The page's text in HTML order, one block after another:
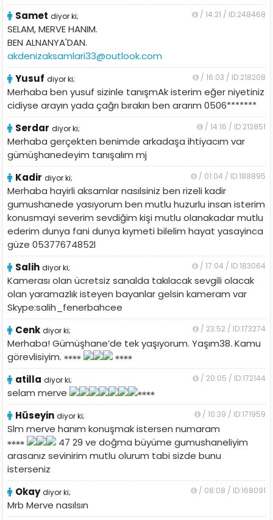
Samet diyor ki; / 14:21 / ID:248468
SELAM, MERVE HANIM.
BEN ALNANYA'DAN.
akdenizaksamlari33@outlook.com
Yusuf diyor ki; / 16:03 / ID:218208
Merhaba ben yusuf sizinle tanışmAk isterim eğer niyetiniz
cidiyse arayın yada çağrı bırakın ben ararım 0506*******
Serdar diyor ki; / 14:16 / ID:212851
Merhaba gerçekten benimde arkadaşa ihtiyacım var
gümüşhanedeyim tanışalım mj
Kadir diyor ki; / 01:04 / ID:188895
Merhaba hayirli aksamlar nasılsiniz ben rizeli kadir
gumushanede yasıyorum ben mutlu huzurlu insan isterim
konusmayi severim sevdiğim kişi mutlu olanakadar mutlu
ederim dunya fani dunya kıymeti bilelim hayat yasayinca
güze 05377674852l
Salih diyor ki; / 17:04 / ID:183064
Kamerası olan ücretsiz sanalda takılacak sevgili olacak
olan yaramazlık isteyen bayanlar gelsin kameram var
Skype:salih_fenerbahcee
Cenk diyor ki; / 23:52 / ID:173274
Merhaba! Gümüşhane’de tek yaşıyorum. Yaşım38. Kamu
görevlisiyim.
atilla diyor ki; / 20:05 / ID:172144
selam merve
Hüseyin diyor ki; / 10:39 / ID:171959
Slm merve hanım konuşmak istersen numaram
47 29 ve doğma büyüme gumushaneliyim
arasanız sevinirim mutlu olurum tabi sizde bunu
isterseniz
Okay diyor ki; / 08:08 / ID:168091
Mrb Merve nasılsın